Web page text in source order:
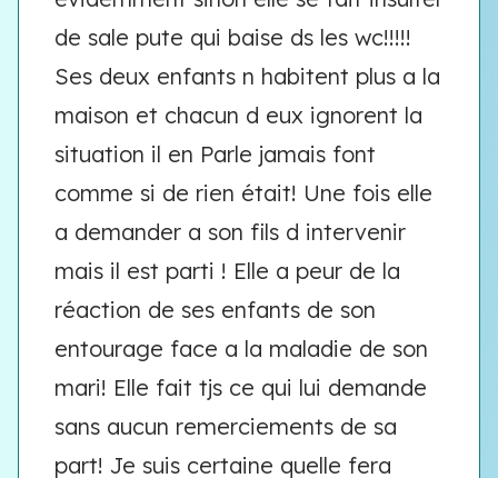
de sale pute qui baise ds les wc!!!!!
Ses deux enfants n habitent plus a la
maison et chacun d eux ignorent la
situation il en Parle jamais font
comme si de rien était! Une fois elle
a demander a son fils d intervenir
mais il est parti ! Elle a peur de la
réaction de ses enfants de son
entourage face a la maladie de son
mari! Elle fait tjs ce qui lui demande
sans aucun remerciements de sa
part! Je suis certaine quelle fera